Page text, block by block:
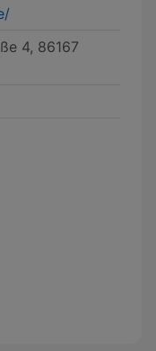
4, 86167